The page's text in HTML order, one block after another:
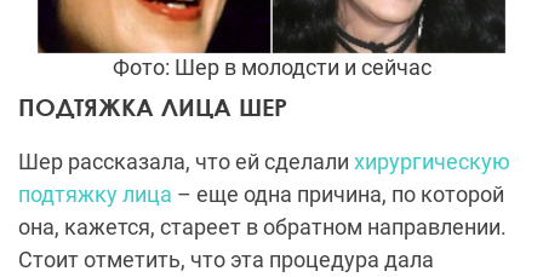
Фото: Шер в молодсти и сейчас
ПОДТЯЖКА ЛИЦА ШЕР
Шер рассказала, что ей сделали хирургическую
подтяжку лица – еще одна причина, по которой
она, кажется, стареет в обратном направлении.
Стоит отметить, что эта процедура дала